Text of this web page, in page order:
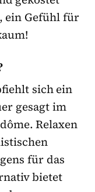
ein Gefühl für
sich ein
gesagt im
Relaxen
für das
bietet